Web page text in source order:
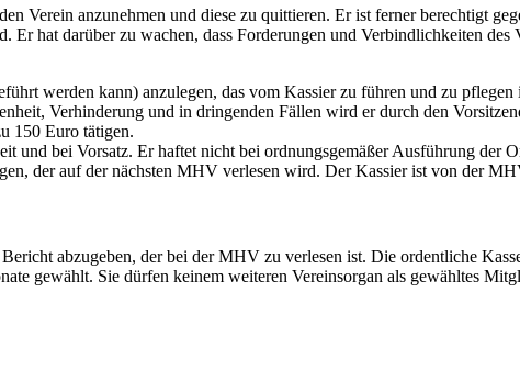
Verein anzunehmen und diese zu quittieren. Er ist ferner berechtigt
hat darüber zu wachen, dass Forderungen und Verbindlichkeiten
werden kann) anzulegen, das vom Kassier zu führen und zu pflegen
Verhinderung und in dringenden Fällen wird er durch den
150 Euro tätigen.
und bei Vorsatz. Er haftet nicht bei ordnungsgemäßer Ausführung der
der auf der nächsten MHV verlesen wird. Der Kassier ist von der
abzugeben, der bei der MHV zu verlesen ist. Die ordentliche
gewählt. Sie dürfen keinem weiteren Vereinsorgan als gewähltes